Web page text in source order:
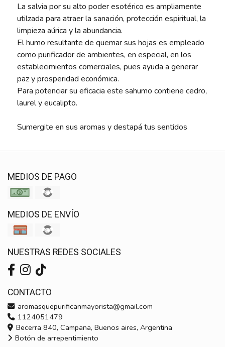
La salvia por su alto poder esotérico es ampliamente
utilzada para atraer la sanación, protección espiritual, la
limpieza aúrica y la abundancia.
El humo resultante de quemar sus hojas es empleado
como purificador de ambientes, en especial, en los
establecimientos comerciales, pues ayuda a generar
paz y prosperidad económica.
Para potenciar su eficacia este sahumo contiene cedro,
laurel y eucalipto.
Sumergite en sus aromas y destapá tus sentidos
MEDIOS DE PAGO
MEDIOS DE ENVÍO
NUESTRAS REDES SOCIALES
CONTACTO
aromasquepurificanmayorista@gmail.com
1124051479
Becerra 840, Campana, Buenos aires, Argentina
Botón de arrepentimiento